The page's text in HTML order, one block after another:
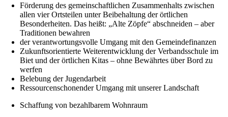
Förderung des gemeinschaftlichen Zusammenhalts zwischen
allen vier Ortsteilen unter Beibehaltung der örtlichen
Besonderheiten. Das heißt: „Alte Zöpfe“ abschneiden – aber
Traditionen bewahren
der verantwortungsvolle Umgang mit den Gemeindefinanzen
Zukunftsorientierte Weiterentwicklung der Verbandsschule im
Biet und der örtlichen Kitas – ohne Bewährtes über Bord zu
werfen
Belebung der Jugendarbeit
Ressourcenschonender Umgang mit unserer Landschaft
Schaffung von bezahlbarem Wohnraum